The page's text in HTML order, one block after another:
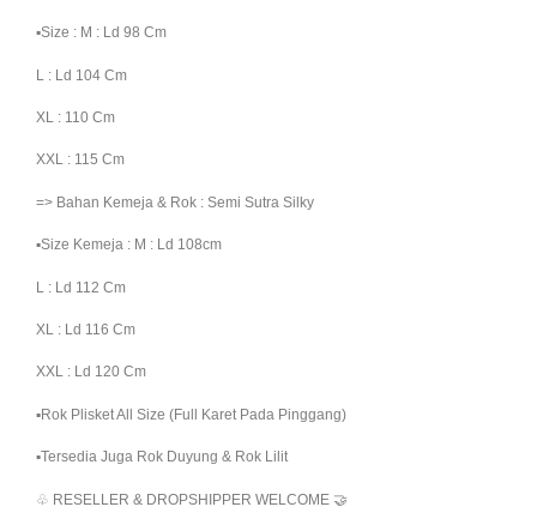
▪︎Size : M : Ld 98 Cm
L : Ld 104 Cm
XL : 110 Cm
XXL : 115 Cm
=> Bahan Kemeja & Rok : Semi Sutra Silky
▪︎Size Kemeja : M : Ld 108cm
L : Ld 112 Cm
XL : Ld 116 Cm
XXL : Ld 120 Cm
▪︎Rok Plisket All Size (full Karet Pada Pinggang)
▪︎Tersedia Juga Rok Duyung & Rok Lilit
♧ RESELLER & DROPSHIPPER WELCOME 🤝